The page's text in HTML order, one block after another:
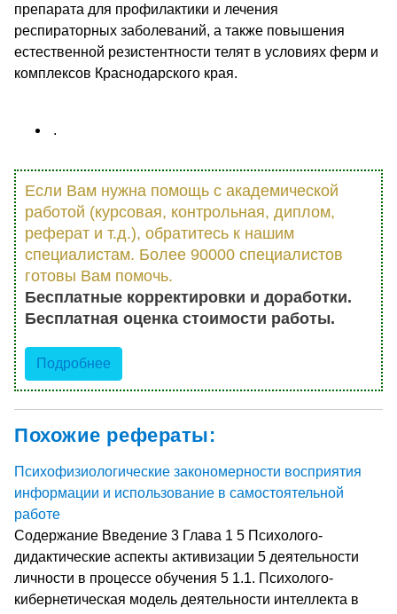
препарата для профилактики и лечения
респираторных заболеваний, а также повышения
естественной резистентности телят в условиях ферм и
комплексов Краснодарского края.
.
Если Вам нужна помощь с академической
работой (курсовая, контрольная, диплом,
реферат и т.д.), обратитесь к нашим
специалистам. Более 90000 специалистов
готовы Вам помочь.
Бесплатные корректировки и доработки.
Бесплатная оценка стоимости работы.
Подробнее
Похожие рефераты:
Психофизиологические закономерности восприятия
информации и использование в самостоятельной
работе
Содержание Введение 3 Глава 1 5 Психолого-
дидактические аспекты активизации 5 деятельности
личности в процессе обучения 5 1.1. Психолого-
кибернетическая модель деятельности интеллекта в